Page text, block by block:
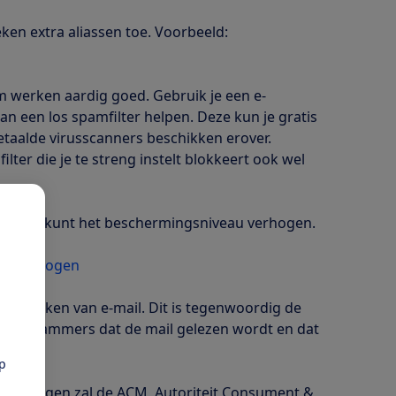
extra aliassen toe. Voorbeeld:
werken aardig goed. Gebruik je een e-
een los spamfilter helpen. Deze kun je gratis
virusscanners beschikken erover.
die je te streng instelt blokkeert ook wel
je kunt het beschermingsniveau verhogen.
verhogen
bekijken van e-mail. Dit is tegenwoordig de
spammers dat de mail gelezen wordt en dat
meldingen zal de ACM, Autoriteit Consument &